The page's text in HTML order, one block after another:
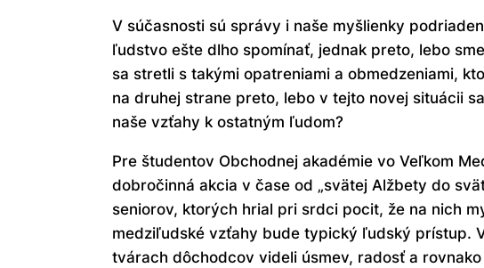
V súčasnosti sú správy i naše myšlienky
ľudstvo ešte dlho spomínať, jednak preto, lebo sme
sa stretli s takými opatreniami a obmedzeniami,
na druhej strane preto, lebo v tejto novej situácii
naše vzťahy k ostatným ľudom?
Pre študentov Obchodnej akadémie vo Veľkom
dobročinná akcia v čase od „svätej Alžbety do
seniorov, ktorých hrial pri srdci pocit, že na nich
medziľudské vzťahy bude typický ľudský prístup.
tvárach dôchodcov videli úsmev, radosť a